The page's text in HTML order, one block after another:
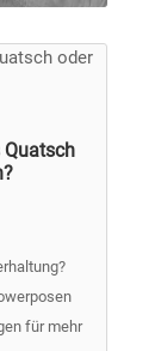
Quatsch
für mehr